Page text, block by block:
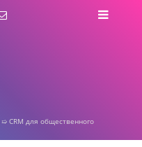
➯ CRM для общественного